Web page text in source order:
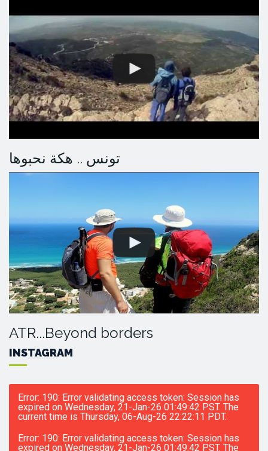
تونس .. هكة نحبوها
ATR...Beyond borders
INSTAGRAM
Error: 190: Error validating access token: Session has
expired on Wednesday, 21-Jan-26 01:49:42 PST. The
current time is Thursday, 06-Aug-26 22:22:11 PDT.
Error: 190: Error validating access token: Session has
expired on Wednesday, 21-Jan-26 01:49:42 PST. The